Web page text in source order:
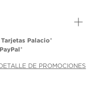
Tarjetas Palacio*
PayPal*
DETALLE DE PROMOCIONES